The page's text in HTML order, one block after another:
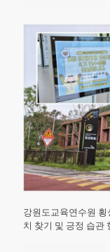
강원도교육연수원
치 찾기 및 긍정 습관